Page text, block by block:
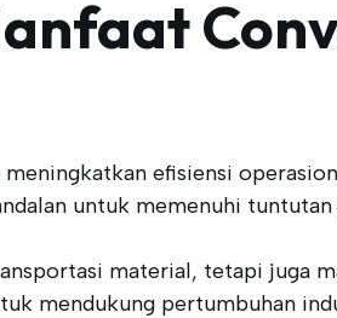
efisiensi
untuk memenuhi
material, tetapi juga
mendukung pertumbuhan